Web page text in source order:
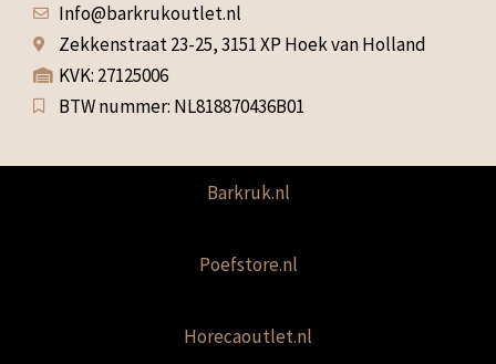
Info@barkrukoutlet.nl
Zekkenstraat 23-25, 3151 XP Hoek van Holland
KVK: 27125006
BTW nummer: NL818870436B01
Barkruk.nl
Poefstore.nl
Horecaoutlet.nl